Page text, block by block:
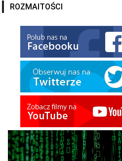
ROZMAITOŚCI